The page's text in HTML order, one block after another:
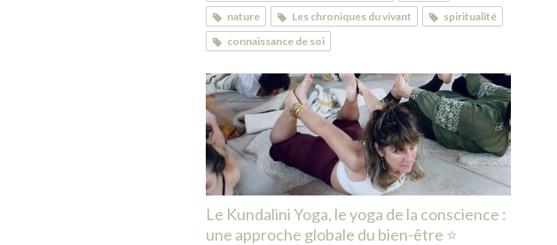
nature
Les chroniques du vivant
spiritualité
connaissance de soi
Le Kundalini Yoga, le yoga de la conscience :
une approche globale du bien-être ⭐